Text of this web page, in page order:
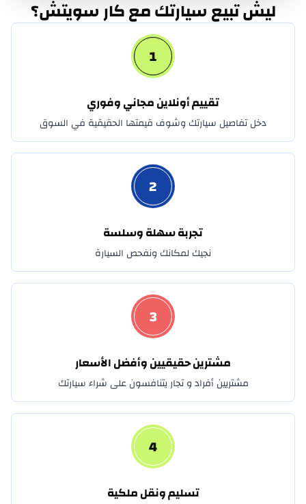
بنتلي
بورجوارد
بوجاتي
بويك
BYD
شانجان
شيري
كرايسلر
سيتروين
CMC
دايهاتسو
دنزا
DFSK
دودج
ليش تبيع سيارتك مع كار سويتش؟
1
تقييم أونلاين مجاني وفوري
دخل تفاصيل سيارتك وشوف قيمتها الحقيقية في السوق
2
تجربة سهلة وسلسة
نجيك لمكانك ونفحص السيارة
3
مشترين حقيقيين وأفضل الأسعار
مشتريين أفراد و تجار يتنافسون على شراء سيارتك
4
تسليم ونقل ملكية